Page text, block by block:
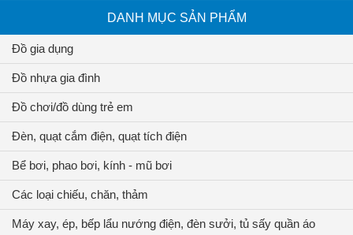
DANH MỤC SẢN PHẨM
Đồ gia dụng
Đồ nhựa gia đình
Đồ chơi/đồ dùng trẻ em
Đèn, quạt cắm điện, quạt tích điện
Bể bơi, phao bơi, kính - mũ bơi
Các loại chiếu, chăn, thảm
Máy xay, ép, bếp lẩu nướng điện, đèn sưởi, tủ sấy quần áo